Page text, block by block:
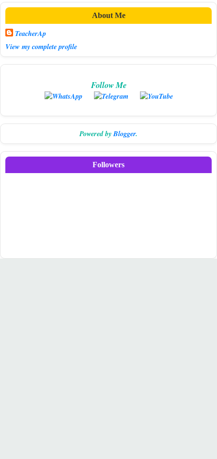
About Me
TeacherAp
View my complete profile
Follow Me
Powered byBlogger.
Followers